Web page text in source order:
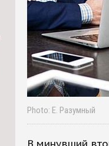
Photo: Е. Разумный